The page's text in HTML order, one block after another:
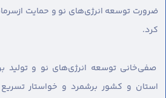
ضرورت توسعه انرژی‌های نو و حمایت
کرد.
صفی‌خانی توسعه انرژی‌های نو و تولید
استان و کشور برشمرد و خواستار